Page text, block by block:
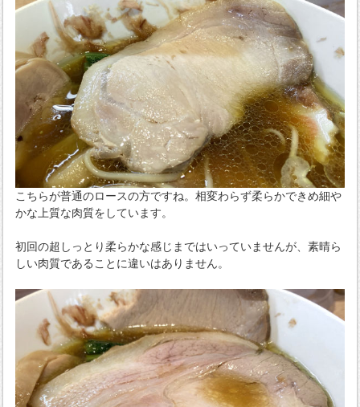
こちらが普通のロースの方ですね。相変わらず柔らかできめ細や
かな上質な肉質をしています。
初回の超しっとり柔らかな感じまではいっていませんが、素晴ら
しい肉質であることに違いはありません。